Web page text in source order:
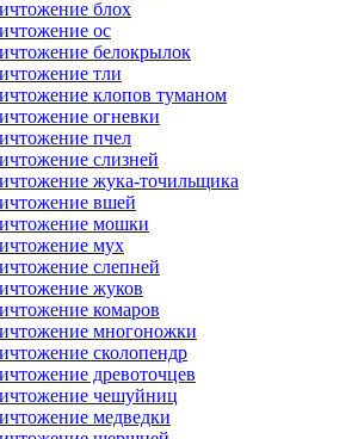
блох
ос
белокрылок
тли
клопов туманом
огневки
пчел
слизней
жука-точильщика
вшей
мошки
мух
слепней
жуков
комаров
многоножки
сколопендр
древоточцев
чешуйниц
медведки